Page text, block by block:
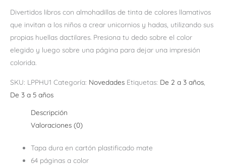
Divertidos libros con almohadillas de tinta de colores llamativos
que invitan a los niños a crear unicornios y hadas, utilizando sus
propias huellas dactilares. Presiona tu dedo sobre el color
elegido y luego sobre una página para dejar una impresión
colorida.
SKU: LPPHU1 Categoría: Novedades Etiquetas: De 2 a 3 años
De 3 a 5 años
Descripción
Valoraciones (0)
Tapa dura en cartón plastificado mate
64 páginas a color